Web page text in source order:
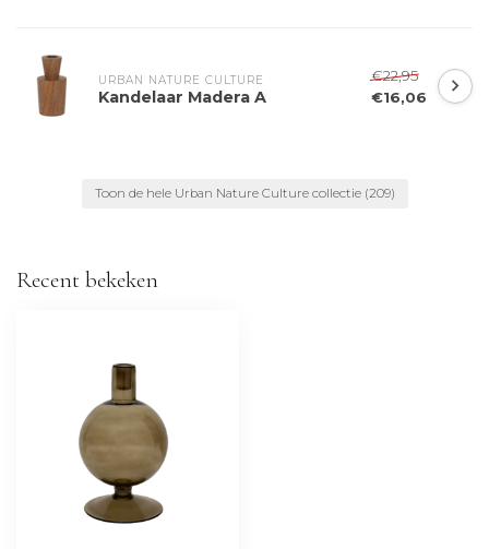
URBAN NATURE CULTURE
Kandelaar Madera A
€22,95
€16,06
Toon de hele Urban Nature Culture collectie (209)
Recent bekeken